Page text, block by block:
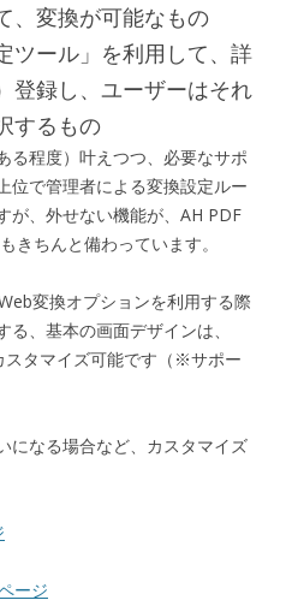
、変換が可能なもの
ツール」を利用して、詳
登録し、ユーザーはそれ
するもの
る程度）叶えつつ、必要なサポ
位で管理者による変換設定ルー
が、外せない機能が、AH PDF
きちんと備わっています。
変換オプションを利用する際
、基本の画面デザインは、
スタマイズ可能です（※サポー
になる場合など、カスタマイズ
ージ